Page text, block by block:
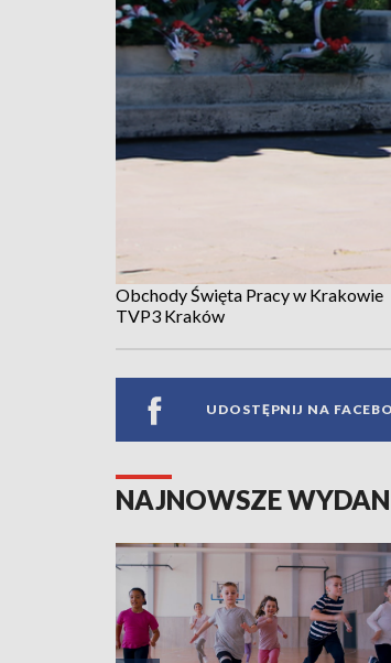
Obchody Święta Pracy w Krakowie
TVP3 Kraków
UDOSTĘPNIJ NA
NAJNOWSZE